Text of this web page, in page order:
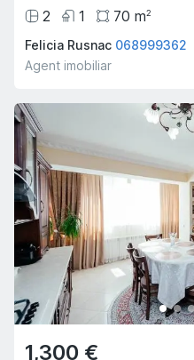
2
1 70 m2
Felicia Rusnac 068999362
Agent imobiliar
1,300 €